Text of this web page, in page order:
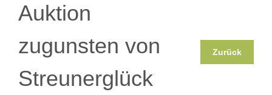
Auktion
zugunsten von
Streunerglück
Zurück